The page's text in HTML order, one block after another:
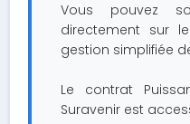
Vous pouvez
directement sur
gestion simplifiée
Le contrat
Suravenir est